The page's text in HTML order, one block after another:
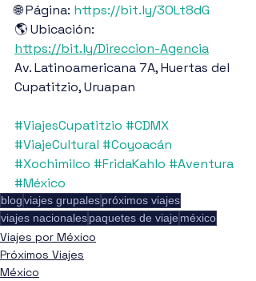
🌐 Página: https://bit.ly/3OLt8dG
🌎 Ubicación:
https://bit.ly/Direccion-Agencia
Av. Latinoamericana 7A, Huertas del
Cupatitzio, Uruapan
#ViajesCupatitzio #CDMX
#ViajeCultural #Coyoacán
#Xochimilco #FridaKahlo #Aventura
#México
blogviajes grupalespróximos viajes
viajes nacionalespaquetes de viaje méxico
Viajes por México
Próximos Viajes
México